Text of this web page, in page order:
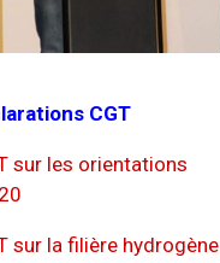
CGT
sur les orientations
sur la filière hydrogène